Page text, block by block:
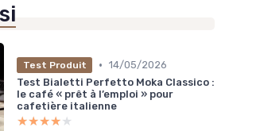
Test Produit • 14/05/2026
Test Bialetti Perfetto Moka Classico :
le café « prêt à l’emploi » pour
cafetière italienne
★★★★★
★★★★★